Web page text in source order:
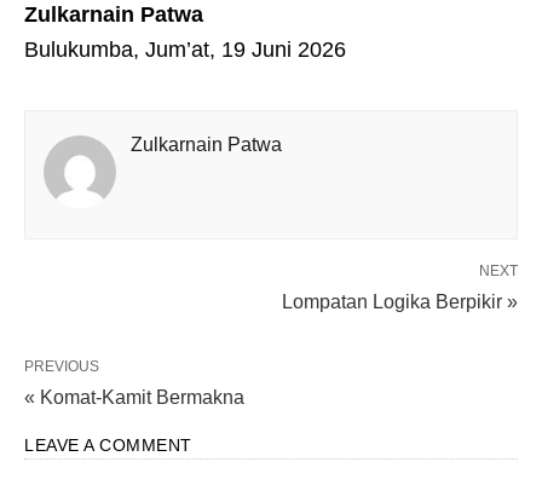
Zulkarnain Patwa
Bulukumba, Jum’at, 19 Juni 2026
Zulkarnain Patwa
NEXT
Lompatan Logika Berpikir »
PREVIOUS
« Komat-Kamit Bermakna
LEAVE A COMMENT